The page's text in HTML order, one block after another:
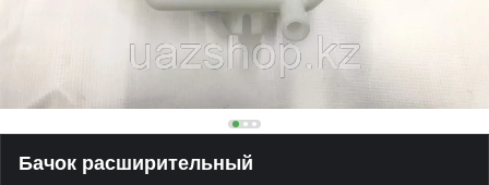
Бачок расширительный